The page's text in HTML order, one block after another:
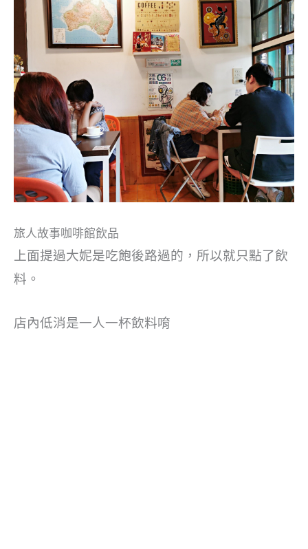
旅人故事咖啡館飲品
上面提過大妮是吃飽後路過的，所以就只點了飲
料。
店內低消是一人一杯飲料唷